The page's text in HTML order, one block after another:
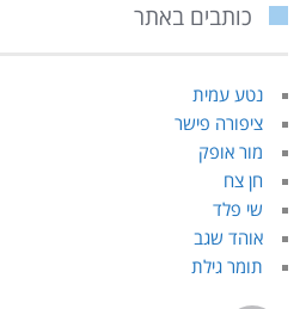
כותבים באתר
נטע עמית
ציפורה פישר
מור אופק
חן צח
שי פלד
אוהד שגב
תומר גילת